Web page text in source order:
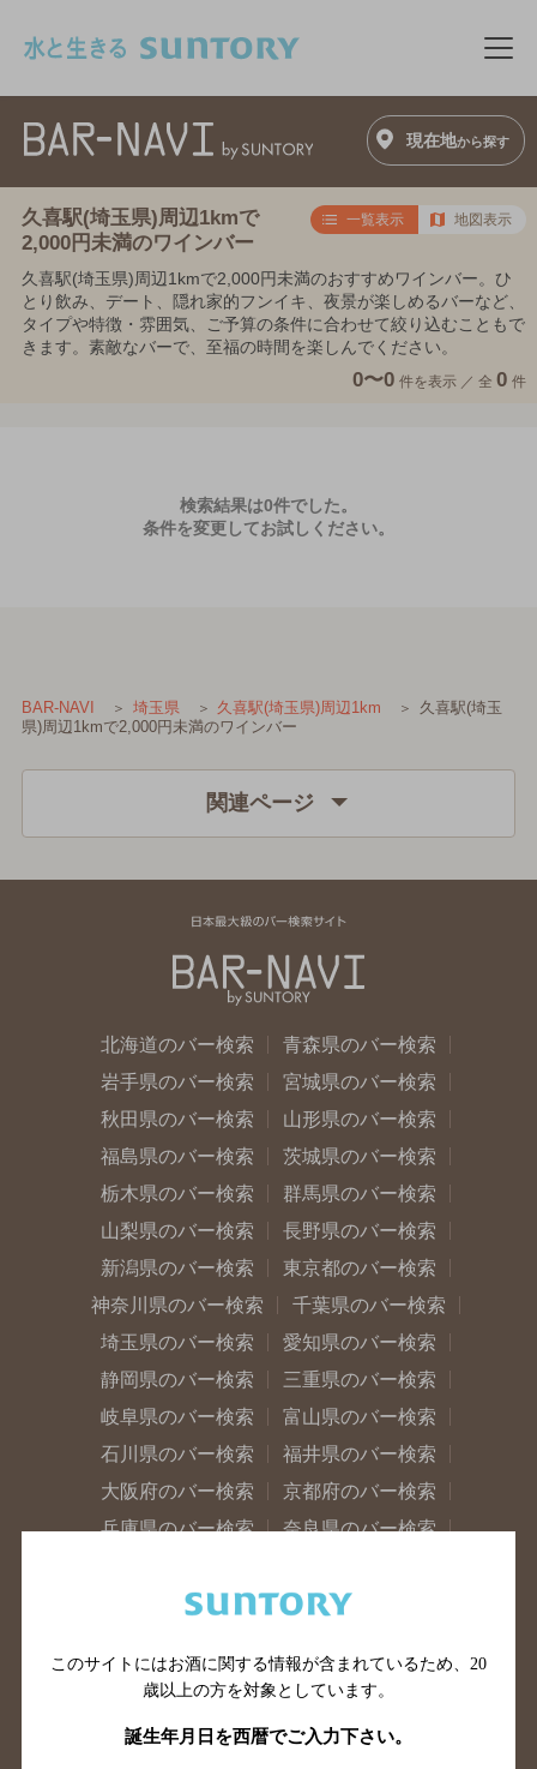
メ
現在地から探す
久喜駅(埼玉県)周辺1kmで
2,000円未満のワインバー
一覧表示 地図表示
久喜駅(埼玉県)周辺1kmで2,000円未満のおすすめワインバー。ひ
とり飲み、デート、隠れ家的フンイキ、夜景が楽しめるバーなど、
タイプや特徴・雰囲気、ご予算の条件に合わせて絞り込むこともで
きます。素敵なバーで、至福の時間を楽しんでください。
0〜0 件を表示 ／ 全 0 件
検索結果は0件でした。
条件を変更してお試しください。
BAR-NAVI 埼玉県 久喜駅(埼玉県)周辺1km
久喜駅(埼玉
県)周辺1kmで2,000円未満のワインバー
関連ページ
北海道のバー検索
青森県のバー検索
岩手県のバー検索
宮城県のバー検索
秋田県のバー検索
山形県のバー検索
福島県のバー検索
茨城県のバー検索
栃木県のバー検索
群馬県のバー検索
山梨県のバー検索
長野県のバー検索
新潟県のバー検索
東京都のバー検索
神奈川県のバー検索
千葉県のバー検索
埼玉県のバー検索
愛知県のバー検索
静岡県のバー検索
三重県のバー検索
岐阜県のバー検索
富山県のバー検索
石川県のバー検索
福井県のバー検索
大阪府のバー検索
京都府のバー検索
兵庫県のバー検索
奈良県のバー検索
広島県のバー検索
岡山県のバー検索
島根県のバー検索
徳島県のバー検索
高知県のバー検索
福岡県のバー検索
このサイトにはお酒に関する情報が含まれているため、 20
歳以上の方を対象としています。
誕生年月日を西暦でご入力下さい。